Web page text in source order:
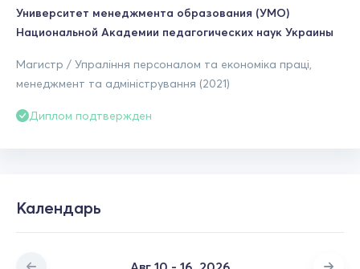
Университет менеджмента образования (УМО)
Национальной Академии педагогических наук Украины
Магистр / Упраління персоналом та економіка праці,
менеджмент та адміністрування (2021)
Диплом подтвержден
Календарь